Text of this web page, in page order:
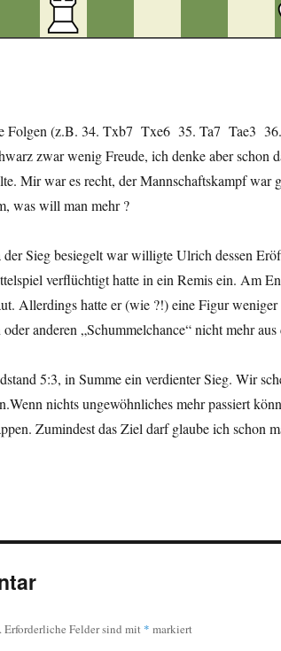
Folgen (z.B. 34. Txb7 Txe6 35. Ta7 Tae3
zwar wenig Freude, ich denke aber schon
Mir war es recht, der Mannschaftskampf war
was will man mehr ?
der Sieg besiegelt war willigte Ulrich dessen
verflüchtigt hatte in ein Remis ein. Am
Allerdings hatte er (wie ?!) eine Figur
oder anderen „Schummelchance“ nicht mehr
5:3, in Summe ein verdienter Sieg. Wir
nichts ungewöhnliches mehr passiert
Zumindest das Ziel darf glaube ich schon
Erforderliche Felder sind mit * markiert